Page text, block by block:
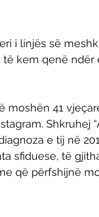
i linjës së
të kem qenë
moshën 41
Shkruhej
e tij në
sfiduese, të
që përfshijnë